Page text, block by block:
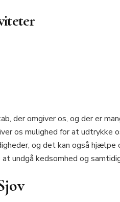
der omgiver os, og der er
os mulighed for at udtrykke
og det kan også hjælpe
undgå kedsomhed og